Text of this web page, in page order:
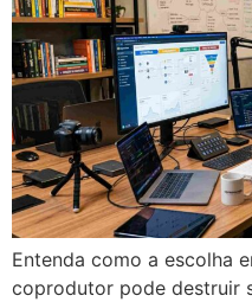
Entenda como a escolha
coprodutor pode destruir